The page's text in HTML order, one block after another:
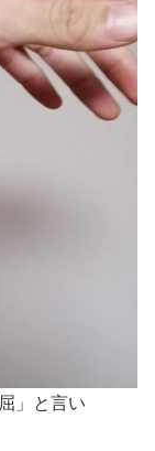
」と言い